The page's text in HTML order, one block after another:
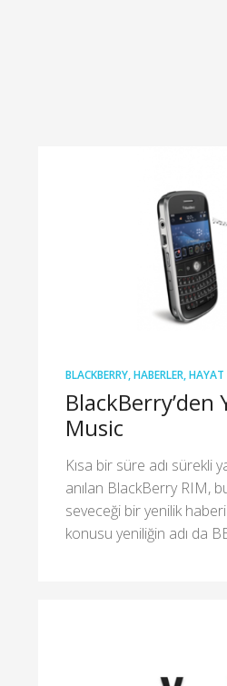
BLACKBERRY,HABERLER,HAYAT
BlackBerry’den
Music
Kısa bir süre adı sürekli
anılan BlackBerry RIM,
seveceği bir yenilik haberi
konusu yeniliğin adı da